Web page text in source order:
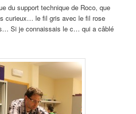
du support technique de Roco, que
curieux… le fil gris avec le fil rose
Si je connaissais le c… qui a câblé